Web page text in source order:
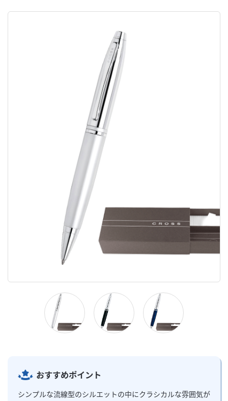
おすすめポイント
シンプルな流線型のシルエットの中にクラシカルな雰囲気が